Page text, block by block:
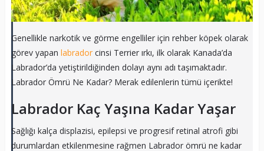
Genellikle narkotik ve görme engelliler için rehber köpek olarak
görev yapan labradorcinsi Terrier ırkı, ilk olarak Kanada’da
Labrador’da yetiştirildiğinden dolayı aynı adı taşımaktadır.
Labrador Ömrü Ne Kadar? Merak edilenlerin tümü içerikte!
Labrador Kaç Yaşına Kadar Yaşar
Sağlığı kalça displazisi, epilepsi ve progresif retinal atrofi gibi
durumlardan etkilenmesine rağmen Labrador ömrü ne kadar